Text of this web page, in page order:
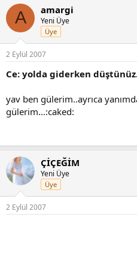
A amargi
Yeni Üye
Üye
2 Eylül 2007
Ce: yolda giderken
yav ben gülerim..ayrıca
gülerim...:caked:
ÇİÇEĞİM
Yeni Üye
Üye
2 Eylül 2007